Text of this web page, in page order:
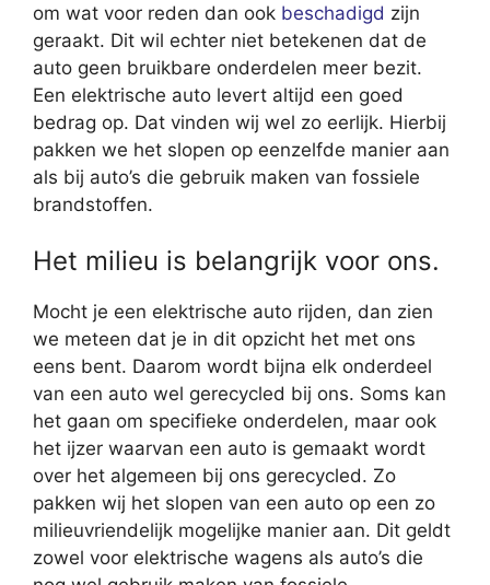
om wat voor reden dan ook beschadigd zijn
geraakt. Dit wil echter niet betekenen dat de
auto geen bruikbare onderdelen meer bezit.
Een elektrische auto levert altijd een goed
bedrag op. Dat vinden wij wel zo eerlijk. Hierbij
pakken we het slopen op eenzelfde manier aan
als bij auto’s die gebruik maken van fossiele
brandstoffen.
Het milieu is belangrijk voor ons.
Mocht je een elektrische auto rijden, dan zien
we meteen dat je in dit opzicht het met ons
eens bent. Daarom wordt bijna elk onderdeel
van een auto wel gerecycled bij ons. Soms kan
het gaan om specifieke onderdelen, maar ook
het ijzer waarvan een auto is gemaakt wordt
over het algemeen bij ons gerecycled. Zo
pakken wij het slopen van een auto op een zo
milieuvriendelijk mogelijke manier aan. Dit geldt
zowel voor elektrische wagens als auto’s die